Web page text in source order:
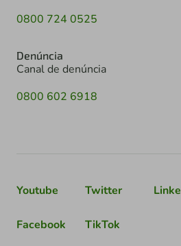
0800 724 0525
Denúncia
Canal de denúncia
0800 602 6918
Youtube Twitter
Facebook TikTok